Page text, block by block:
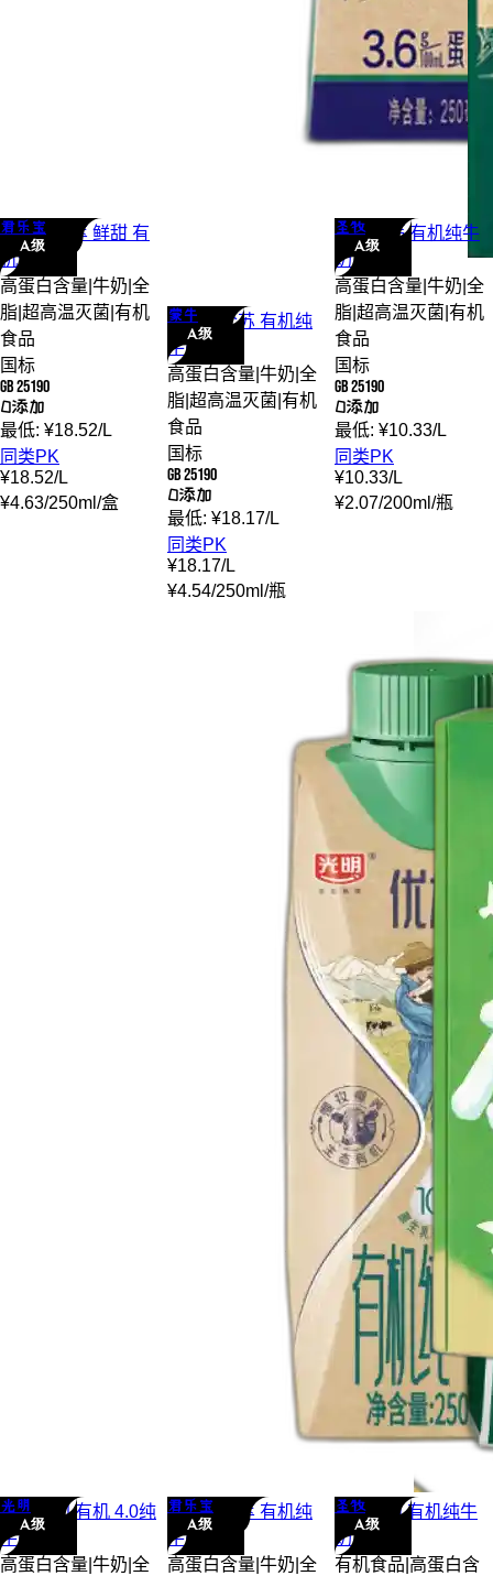
君乐宝
A级
君乐宝
优萃 鲜甜 有
机纯牛奶
高蛋白含量 牛奶 全
脂 超高温灭菌 有机
食品
国标
GB 25190
0添加
最低: ¥18.52/L
同类PK
¥18.52/L
¥4.63/250ml /盒
蒙牛
A级
蒙牛 特仑苏 有机纯
牛奶
高蛋白含量 牛奶 全
脂 超高温灭菌 有机
食品
国标
GB 25190
0添加
最低: ¥18.17/L
同类PK
¥18.17/L
¥4.54/250ml /瓶
圣牧
A级
圣牧 高钙 有机纯牛
奶
高蛋白含量 牛奶 全
脂 超高温灭菌 有机
食品
国标
GB 25190
0添加
最低: ¥10.33/L
同类PK
¥10.33/L
¥2.07/200ml /瓶
光明
A级
光明 优加 有机 4.0纯
牛奶
高蛋白含量 牛奶 全
君乐宝
A级
君乐宝 优萃 有机纯
牛奶
高蛋白含量 牛奶 全
圣牧
A级
圣牧 mini 有机纯牛
奶
有机食品 高蛋白含